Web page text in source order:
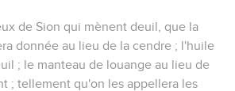
de Sion qui mènent deuil, que la
donnée au lieu de la cendre ; l'huile
; le manteau de louange au lieu de
; tellement qu'on les appellera les